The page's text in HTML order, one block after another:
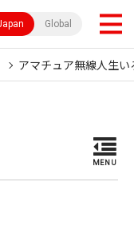
Global
アマチュア無線人生い
MENU